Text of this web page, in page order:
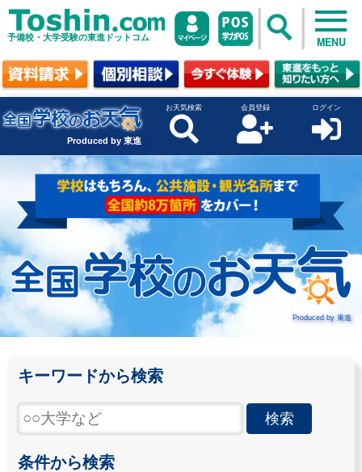
予備校・大学受験の東進ドットコム MENU
Produced by 東進
お天気検索 会員登録 ログイン
Produced by 東進
キーワードから検索
条件から検索